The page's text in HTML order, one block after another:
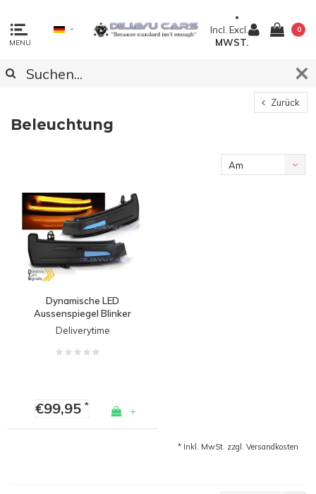
MENU
Incl. Excl.
MWST.
0
Zurück
Beleuchtung
Am
Dynamische LED
Aussenspiegel Blinker
für Mercedes Benz
W205 W213 W222
Deliverytime
€99,95* +
* Inkl. MwSt. zzgl. Versandkosten